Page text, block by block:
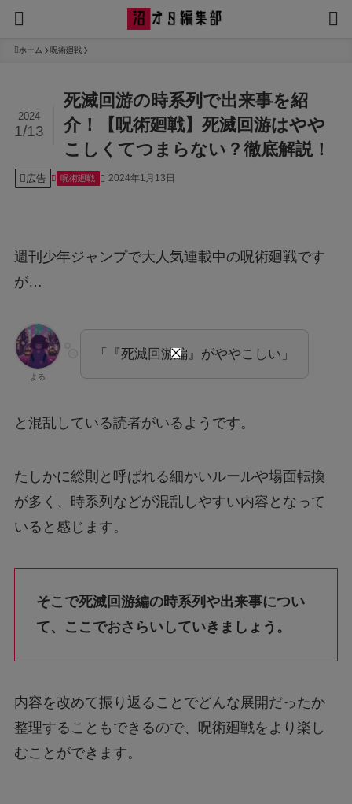
ホーム 呪術廻戦
死滅回游の時系列で出来事を紹
介！【呪術廻戦】死滅回游はやや
こしくてつまらない？徹底解説！
2024
1/13
広告 呪術廻戦 2024年1月13日
週刊少年ジャンプで大人気連載中の呪術廻戦です
が…
よる
「『死滅回游編』がややこしい」
と混乱している読者がいるようです。
たしかに総則と呼ばれる細かいルールや場面転換
が多く、時系列などが混乱しやすい内容となって
いると感じます。
そこで死滅回游編の時系列や出来事につい
て、ここでおさらいしていきましょう。
内容を改めて振り返ることでどんな展開だったか
整理することもできるので、呪術廻戦をより楽し
むことができます。